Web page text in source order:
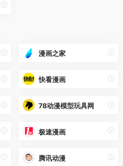
漫画之家
快看漫画
78动漫模型玩具网
极速漫画
腾讯动漫